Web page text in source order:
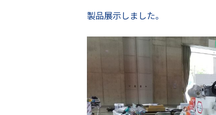
製品展示しました。